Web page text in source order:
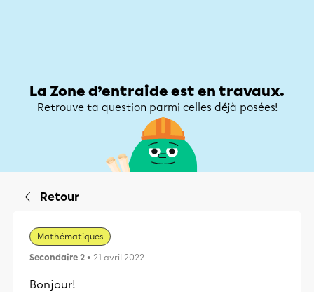
La Zone d’entraide est en travaux.
Retrouve ta question parmi celles déjà posées!
Retour
Mathématiques
Secondaire 2 • 21 avril 2022
Bonjour!